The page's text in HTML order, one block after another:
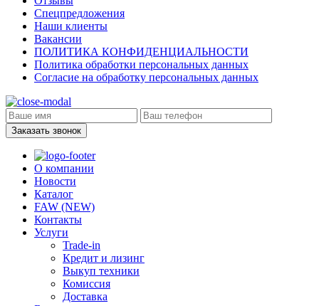
Спецпредложения
Наши клиенты
Вакансии
ПОЛИТИКА КОНФИДЕНЦИАЛЬНОСТИ
Политика обработки персональных данных
Согласие на обработку персональных данных
Заказать звонок
О компании
Новости
Каталог
FAW (NEW)
Контакты
Услуги
Trade-in
Кредит и лизинг
Выкуп техники
Комиссия
Доставка